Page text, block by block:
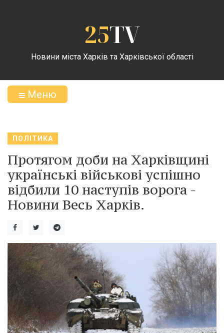
25TV
Новини міста Харків та Харківської області
Меню
ПОЛІТИКА
Протягом доби на Харківщині
українські військові успішно
відбили 10 наступів ворога -
Новини Весь Харків.